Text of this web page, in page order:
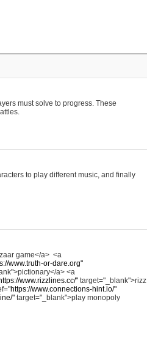
must solve to progress. These
to play different music, and finally
game</a> <a
www.truth-or-dare.org"
a> <a
www.rizzlines.cc/" target="_blank">rizz
https://www.connections-hint.io/"
" target="_blank">play monopoly